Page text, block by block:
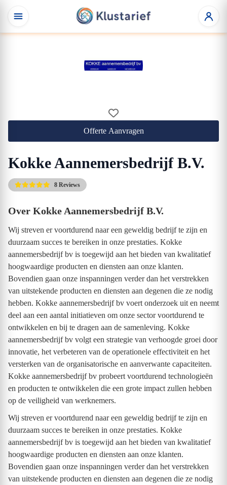
Offerte Aanvragen
Kokke Aannemersbedrijf B.V.
8 Reviews
Over Kokke Aannemersbedrijf B.V.
Wij streven er voortdurend naar een geweldig bedrijf te zijn en
duurzaam succes te bereiken in onze prestaties. Kokke
aannemersbedrijf bv is toegewijd aan het bieden van kwalitatief
hoogwaardige producten en diensten aan onze klanten.
Bovendien gaan onze inspanningen verder dan het verstrekken
van uitstekende producten en diensten aan degenen die ze nodig
hebben. Kokke aannemersbedrijf bv voert onderzoek uit en neemt
deel aan een aantal initiatieven om onze sector voortdurend te
ontwikkelen en bij te dragen aan de samenleving. Kokke
aannemersbedrijf bv volgt een strategie van verhoogde groei door
innovatie, het verbeteren van de operationele effectiviteit en het
versterken van de organisatorische en aanverwante capaciteiten.
Kokke aannemersbedrijf bv probeert voortdurend technologieën
en producten te ontwikkelen die een grote impact zullen hebben
op de veiligheid van werknemers.
Wij streven er voortdurend naar een geweldig bedrijf te zijn en
duurzaam succes te bereiken in onze prestaties. Kokke
aannemersbedrijf bv is toegewijd aan het bieden van kwalitatief
hoogwaardige producten en diensten aan onze klanten.
Bovendien gaan onze inspanningen verder dan het verstrekken
van uitstekende producten en diensten aan degenen die ze nodig